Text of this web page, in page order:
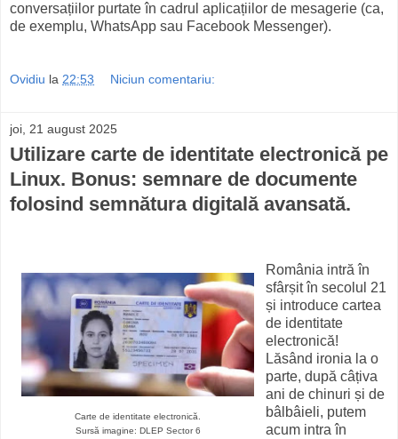
conversațiilor purtate în cadrul aplicațiilor de mesagerie (ca,
de exemplu, WhatsApp sau Facebook Messenger).
Ovidiu la 22:53 Niciun comentariu:
joi, 21 august 2025
Utilizare carte de identitate electronică pe
Linux. Bonus: semnare de documente
folosind semnătura digitală avansată.
Carte de identitate electronică.
Sursă imagine: DLEP Sector 6
România intră în
sfârșit în secolul 21
și introduce cartea
de identitate
electronică!
Lăsând ironia la o
parte, după câțiva
ani de chinuri și de
bâlbâieli, putem
acum intra în